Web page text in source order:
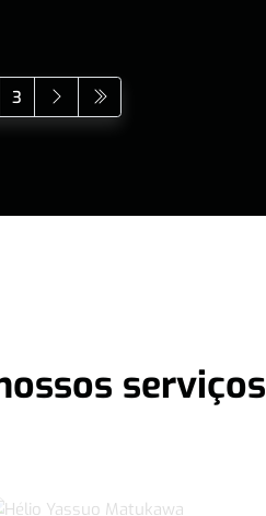
3
serviços